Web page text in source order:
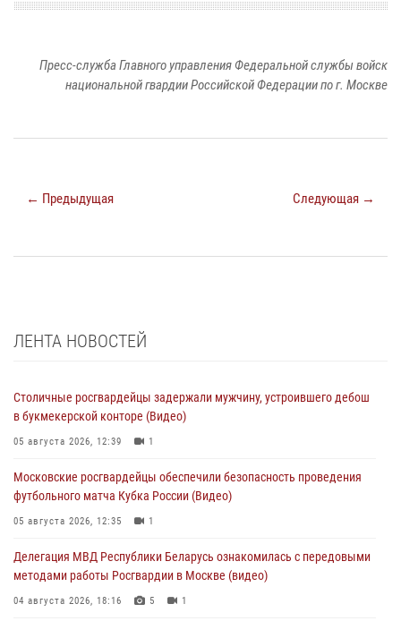
Пресс-служба Главного управления Федеральной службы войск
национальной гвардии Российской Федерации по г. Москве
← Предыдущая Следующая →
ЛЕНТА НОВОСТЕЙ
Столичные росгвардейцы задержали мужчину, устроившего дебош
в букмекерской конторе (Видео)
05 августа 2026, 12:39 1
Московские росгвардейцы обеспечили безопасность проведения
футбольного матча Кубка России (Видео)
05 августа 2026, 12:35 1
Делегация МВД Республики Беларусь ознакомилась с передовыми
методами работы Росгвардии в Москве (видео)
04 августа 2026, 18:16 5 1